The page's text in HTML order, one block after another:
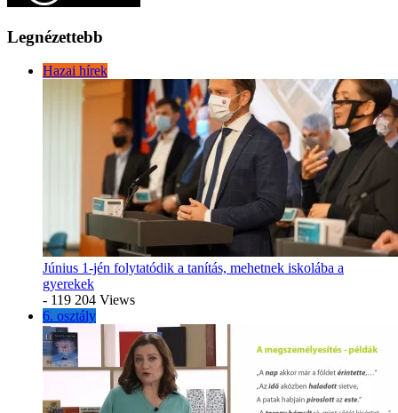
Legnézettebb
Hazai hírek
Június 1-jén folytatódik a tanítás, mehetnek iskolába a
gyerekek
- 119 204 Views
6. osztály